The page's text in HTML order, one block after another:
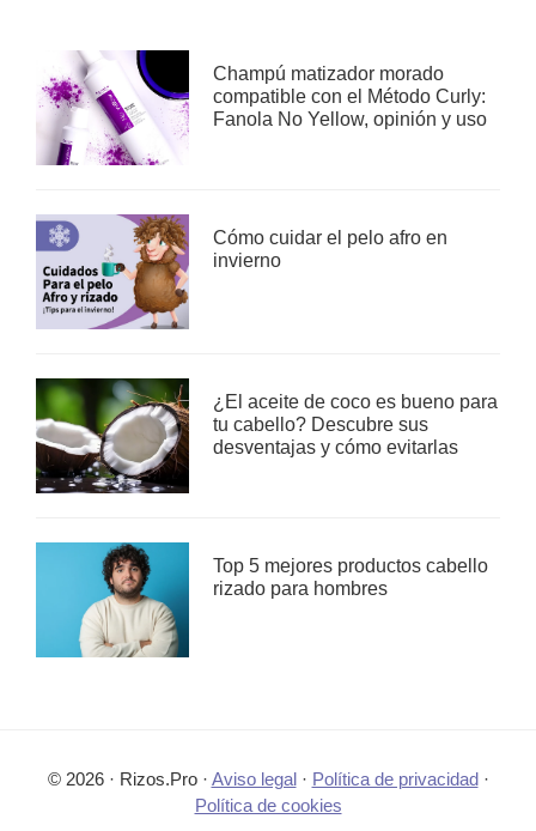
Champú matizador morado
compatible con el Método Curly:
Fanola No Yellow, opinión y uso
Cómo cuidar el pelo afro en
invierno
¿El aceite de coco es bueno para
tu cabello? Descubre sus
desventajas y cómo evitarlas
Top 5 mejores productos cabello
rizado para hombres
© 2026 · Rizos.Pro · Aviso legal· Política de privacidad·
Política de cookies